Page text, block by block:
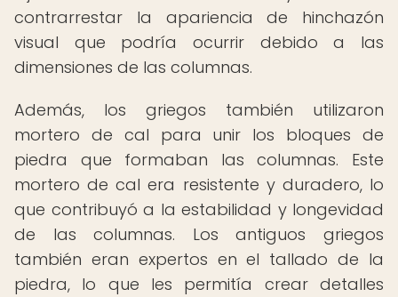
contrarrestar la apariencia de hinchazón
visual que podría ocurrir debido a las
dimensiones de las columnas.
Además, los griegos también utilizaron
mortero de cal para unir los bloques de
piedra que formaban las columnas. Este
mortero de cal era resistente y duradero, lo
que contribuyó a la estabilidad y longevidad
de las columnas. Los antiguos griegos
también eran expertos en el tallado de la
piedra, lo que les permitía crear detalles